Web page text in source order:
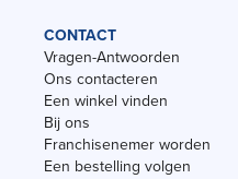
CONTACT
Vragen-Antwoorden
Ons contacteren
Een winkel vinden
Bij ons
Franchisenemer worden
Een bestelling volgen